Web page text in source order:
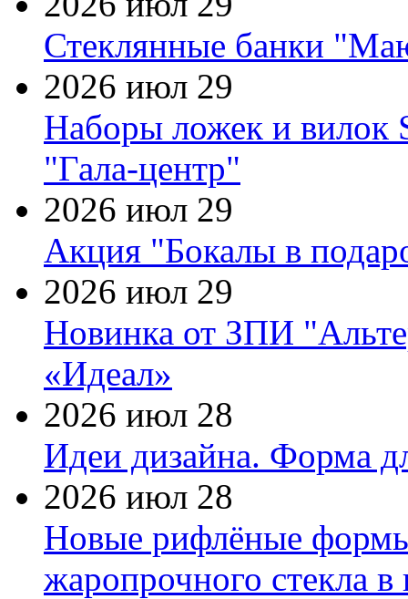
Стеклянные банки
2026 июл 29
Наборы ложек и вилок
"Гала-центр"
2026 июл 29
Акция "Бокалы в
2026 июл 29
Новинка от ЗПИ
«Идеал»
2026 июл 28
Идеи дизайна. Форма
2026 июл 28
Новые рифлёные формы
жаропрочного стекла